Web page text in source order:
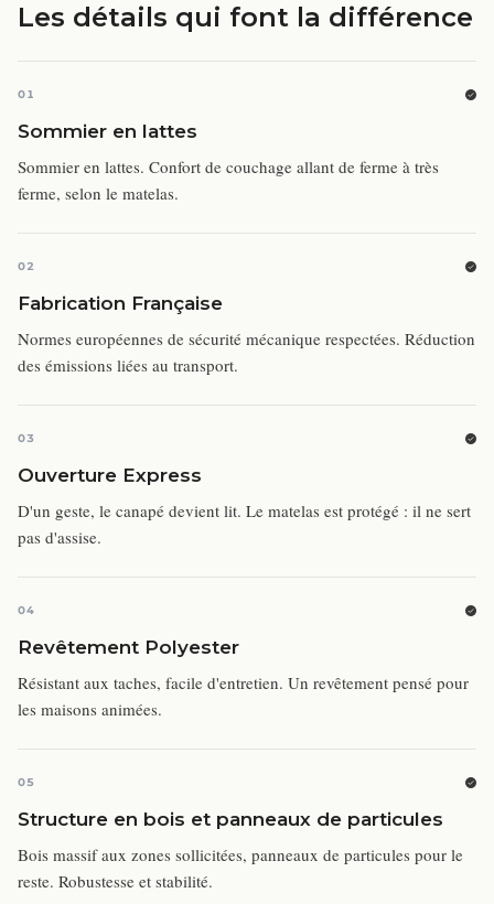
Les détails qui font la différence
01
Sommier en lattes
Sommier en lattes. Confort de couchage allant de ferme à très
ferme, selon le matelas.
02
Fabrication Française
Normes européennes de sécurité mécanique respectées. Réduction
des émissions liées au transport.
03
Ouverture Express
D'un geste, le canapé devient lit. Le matelas est protégé : il ne sert
pas d'assise.
04
Revêtement Polyester
Résistant aux taches, facile d'entretien. Un revêtement pensé pour
les maisons animées.
05
Structure en bois et panneaux de particules
Bois massif aux zones sollicitées, panneaux de particules pour le
reste. Robustesse et stabilité.